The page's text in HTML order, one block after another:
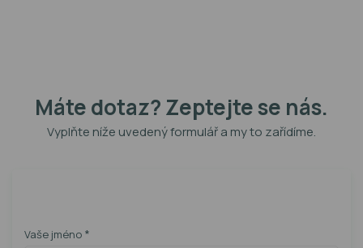
Máte dotaz? Zeptejte se nás.
Vyplňte níže uvedený formulář a my to zařídíme.
Vaše jméno *